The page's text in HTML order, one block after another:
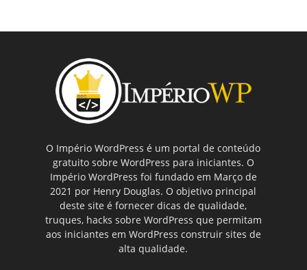
O Império WordPress é um portal de conteúdo
gratuito sobre WordPress para iniciantes. O
Império WordPress foi fundado em Março de
2021 por Henry Douglas. O objetivo principal
deste site é fornecer dicas de qualidade,
truques, hacks sobre WordPress que permitam
aos iniciantes em WordPress construir sites de
alta qualidade.